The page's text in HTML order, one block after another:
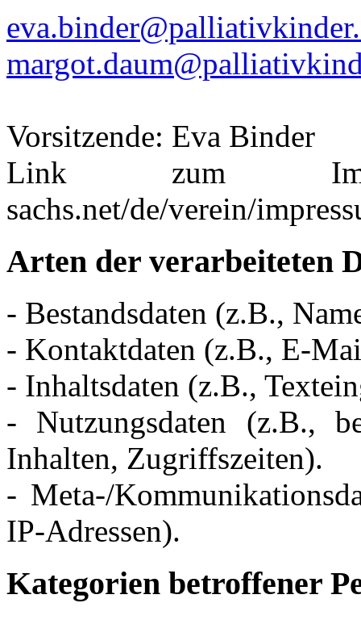
Vorsitzende: Eva Binder
Link zum
sachs.net/de/verein/
Arten der verarbeiteten
- Bestandsdaten (z.B.,
- Kontaktdaten (z.B., E-
- Inhaltsdaten (z.B.,
- Nutzungsdaten (z.B.,
Inhalten, Zugriffszeiten).
- Meta-/
IP-Adressen).
Kategorien betroffener